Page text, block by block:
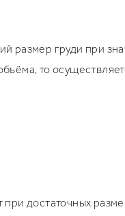
размер груди при
то
достаточных